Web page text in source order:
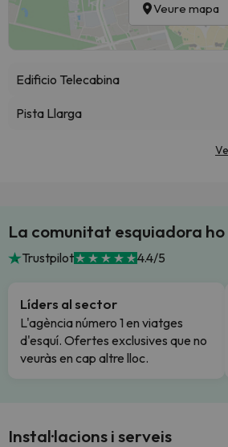
Veure mapa
Edificio Telecabina
Pista Llarga
La comunitat esquiadora
Trustpilot 4.4/5
Líders al sector
L'agència número 1 en viatges
d'esquí. Ofertes exclusives que no
veuràs en cap altre lloc.
Instal·lacions i serveis